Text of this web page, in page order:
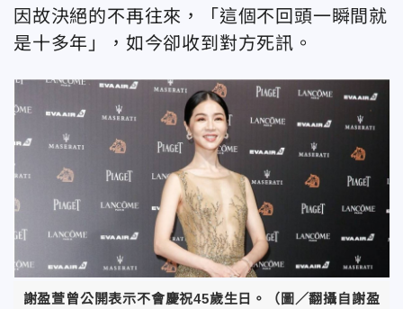
因故決絕的不再往來，「這個不回頭一瞬間就
是十多年」，如今卻收到對方死訊。
謝盈萱曾公開表示不會慶祝45歲生日。（圖／翻攝自謝盈